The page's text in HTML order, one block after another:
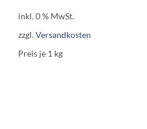
inkl. 0 % MwSt.
zzgl.Versandkosten
Preis je 1 kg